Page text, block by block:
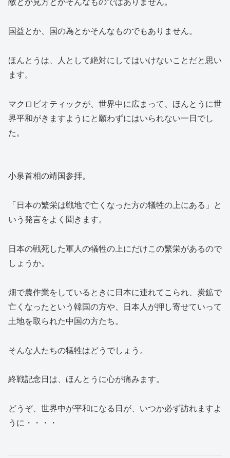
敵とか見方とかそんなものではありません。
国益とか、国の為とかそんなものでもありません。
ほんとうは、人として絶対にしてはいけないことだと思い
ます。
マクロビオティックが、世界中に広まって、ほんとうに世
界平和がきますようにと願わずにはいられない一日でし
た。
小泉首相の靖国参拝。
「日本の繁栄は戦地で亡くなった方の犠牲の上にある」と
いう発言をよく聞きます。
日本の戦死した軍人の犠牲の上にだけこの繁栄があるので
しょうか。
畑で農作業をしているときに日本に連れてこられ、炭鉱で
亡くなったという韓国の方や、日本人が押し寄せていって
土地を取られた中国の方たち。
そんな人たちの犠牲はどうでしょう。
終戦記念日は、ほんとうに心が痛みます。
どうぞ、世界中が平和になる日が、いつか必ず訪れますよ
うに・・・・